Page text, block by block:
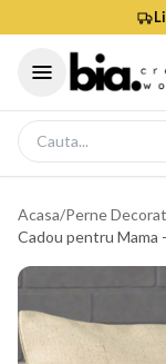
Acasa/Perne
Cadou pentru Mama